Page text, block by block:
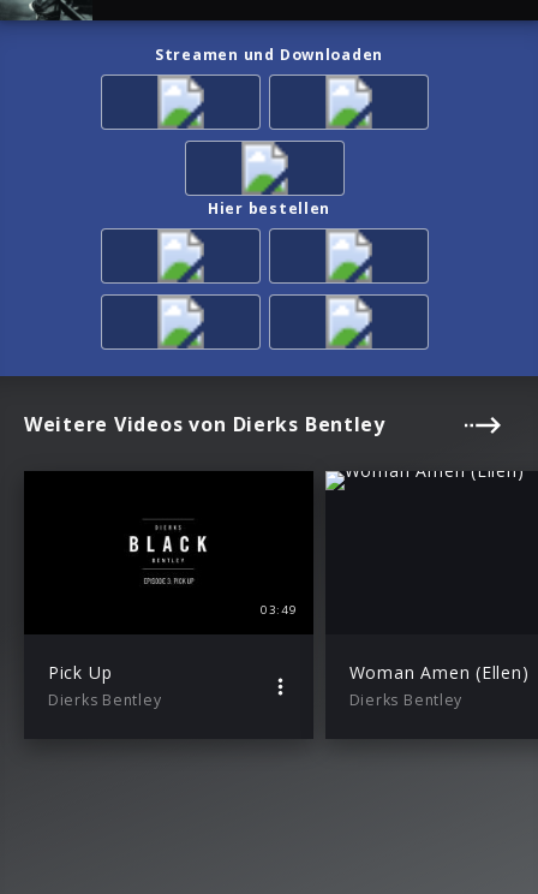
Streamen und Downloaden
Hier bestellen
Weitere Videos von Dierks Bentley
03:49
Pick Up
Dierks Bentley
Woman Amen (Ellen)
Dierks Bentley